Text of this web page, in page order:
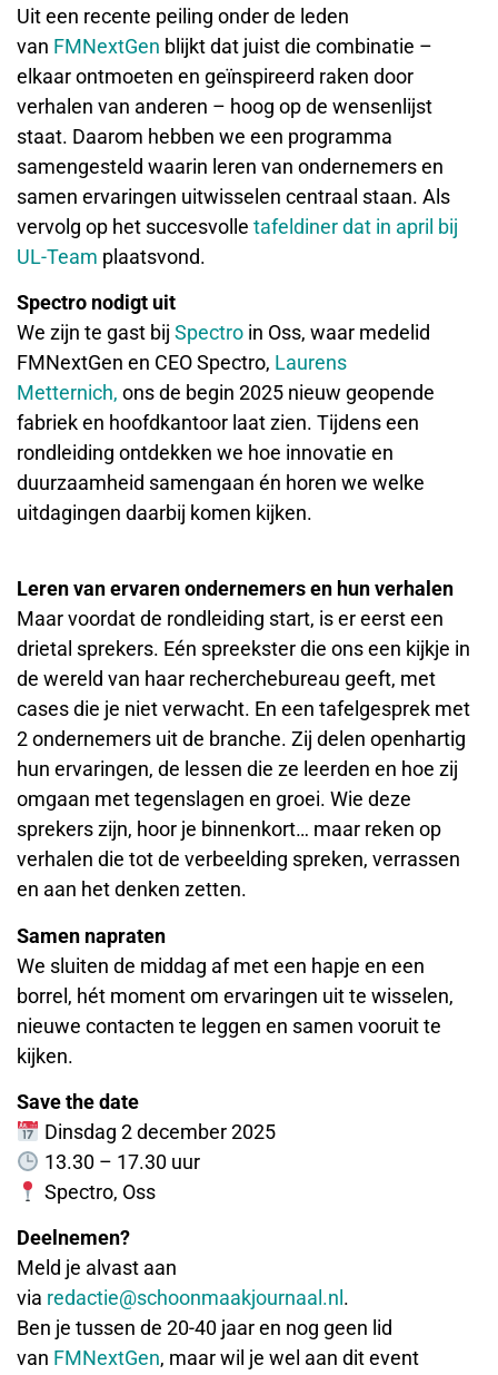
Uit een recente peiling onder de leden
van FMNextGen blijkt dat juist die combinatie –
elkaar ontmoeten en geïnspireerd raken door
verhalen van anderen – hoog op de wensenlijst
staat. Daarom hebben we een programma
samengesteld waarin leren van ondernemers en
samen ervaringen uitwisselen centraal staan. Als
vervolg op het succesvolle tafeldiner dat in april bij
UL-Team plaatsvond.
Spectro nodigt uit
We zijn te gast bij Spectro in Oss, waar medelid
FMNextGen en CEO Spectro, Laurens
Metternich, ons de begin 2025 nieuw geopende
fabriek en hoofdkantoor laat zien. Tijdens een
rondleiding ontdekken we hoe innovatie en
duurzaamheid samengaan én horen we welke
uitdagingen daarbij komen kijken.
Leren van ervaren ondernemers en hun verhalen
Maar voordat de rondleiding start, is er eerst een
drietal sprekers. Eén spreekster die ons een kijkje in
de wereld van haar recherchebureau geeft, met
cases die je niet verwacht. En een tafelgesprek met
2 ondernemers uit de branche. Zij delen openhartig
hun ervaringen, de lessen die ze leerden en hoe zij
omgaan met tegenslagen en groei. Wie deze
sprekers zijn, hoor je binnenkort… maar reken op
verhalen die tot de verbeelding spreken, verrassen
en aan het denken zetten.
Samen napraten
We sluiten de middag af met een hapje en een
borrel, hét moment om ervaringen uit te wisselen,
nieuwe contacten te leggen en samen vooruit te
kijken.
Save the date
Dinsdag 2 december 2025
13.30 – 17.30 uur
Spectro, Oss
Deelnemen?
Meld je alvast aan
via redactie@schoonmaakjournaal.nl .
Ben je tussen de 20-40 jaar en nog geen lid
van FMNextGen, maar wil je wel aan dit event